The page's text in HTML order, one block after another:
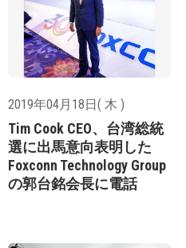
2019年04月18日( 木 )
Tim Cook CEO、台湾総統
選に出馬意向表明した
Foxconn Technology Group
の郭台銘会長に電話